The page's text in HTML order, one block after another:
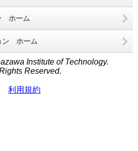
ホーム
ン ホーム
Institute of Technology.
Reserved.
利用規約